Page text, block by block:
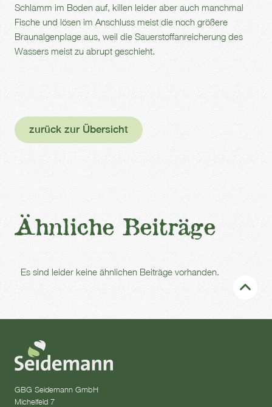
Schlamm im Boden auf, killen leider aber auch manchmal
Fische und lösen im Anschluss meist die noch größere
Braunalgenplage aus, weil die Sauerstoffanreicherung des
Wassers meist zu abrupt geschieht.
zurück zur Übersicht
Ähnliche Beiträge
Es sind leider keine ähnlichen Beiträge vorhanden.
GBG Seidemann GmbH
Michelfeld 7